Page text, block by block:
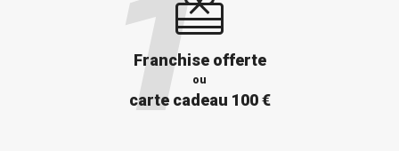
Franchise offerte
ou
carte cadeau 100 €